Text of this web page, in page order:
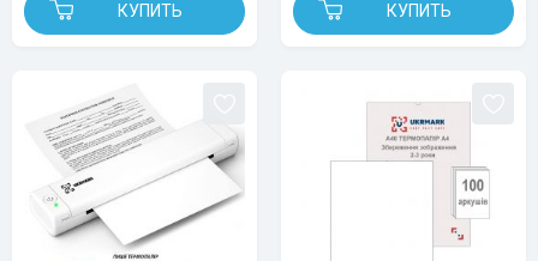
КУПИТЬ КУПИТЬ